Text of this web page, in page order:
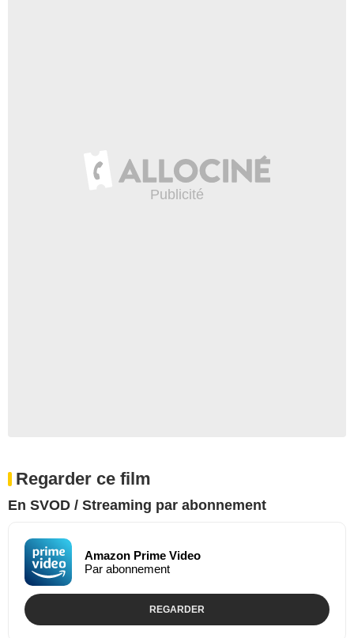
Regarder ce film
En SVOD / Streaming par abonnement
Amazon Prime Video
Par abonnement
REGARDER